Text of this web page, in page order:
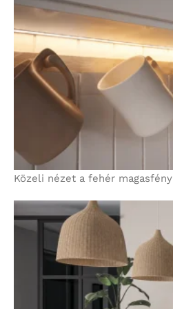
Közeli nézet a fehér